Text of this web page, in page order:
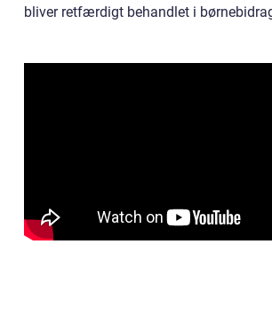
bliver retfærdigt behandlet i